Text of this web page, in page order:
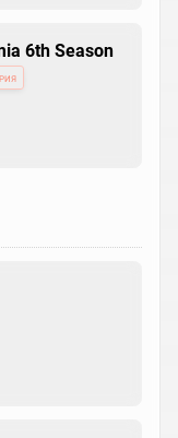
6th Season